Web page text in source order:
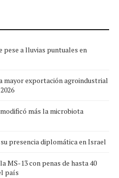
a lluvias puntuales en
mayor exportación agroindustrial
más la microbiota
presencia diplomática en Israel
MS-13 con penas de hasta 40
país